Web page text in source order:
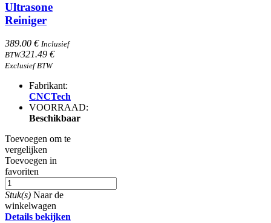
Ultrasone
Reiniger
389.00 € Inclusief
BTW321.49 €
Exclusief BTW
Fabrikant:
CNCTech
VOORRAAD:
Beschikbaar
Toevoegen om te
vergelijken
Toevoegen in
favoriten
Stuk(s) Naar de
winkelwagen
Details bekijken